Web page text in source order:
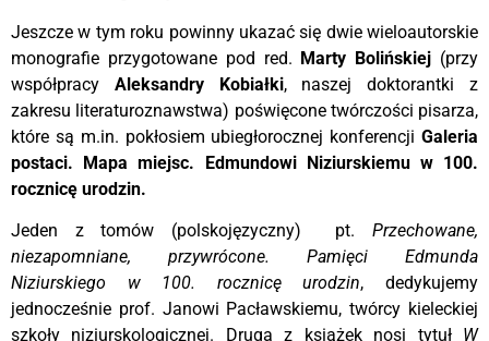
Jeszcze w tym roku powinny ukazać się dwie wieloautorskie
monografie przygotowane pod red. Marty Bolińskiej (przy
współpracy Aleksandry Kobiałki, naszej doktorantki z
zakresu literaturoznawstwa) poświęcone twórczości pisarza,
które są m.in. pokłosiem ubiegłorocznej konferencji Galeria
postaci. Mapa miejsc. Edmundowi Niziurskiemu w 100.
rocznicę urodzin.
Jeden z tomów (polskojęzyczny) pt.Przechowane,
niezapomniane, przywrócone. Pamięci Edmunda
Niziurskiego w 100. rocznicę urodzin, dedykujemy
jednocześnie prof. Janowi Pacławskiemu, twórcy kieleckiej
szkoły niziurskologicznej. Druga z książek nosi tytuł W